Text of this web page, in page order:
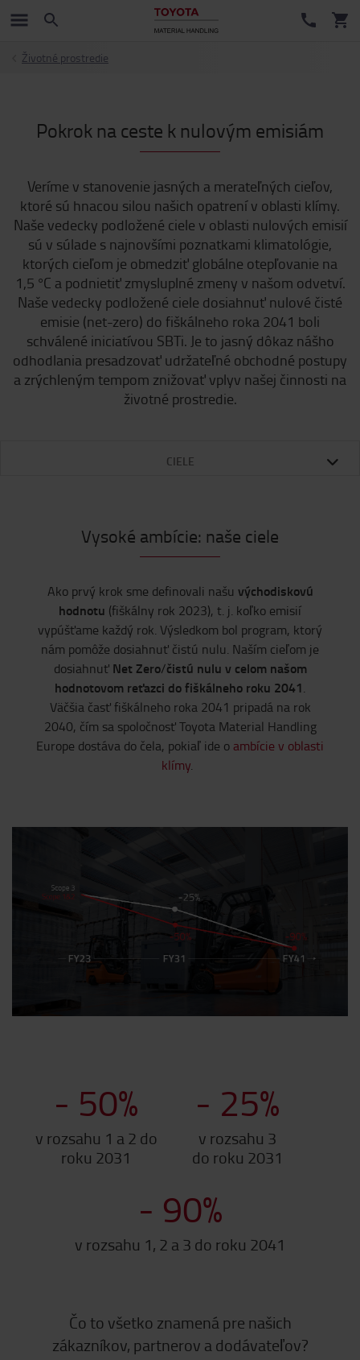
Životné prostredie
Pokrok na ceste k nulovým emisiám
Veríme v stanovenie jasných a merateľných cieľov,
ktoré sú hnacou silou našich opatrení v oblasti klímy.
Naše vedecky podložené ciele v oblasti nulových emisií
sú v súlade s najnovšími poznatkami klimatológie,
ktorých cieľom je obmedziť globálne otepľovanie na
1,5 °C a podnietiť zmysluplné zmeny v našom odvetví.
Naše vedecky podložené ciele dosiahnuť nulové čisté
emisie (net-zero) do fiškálneho roka 2041 boli
schválené iniciatívou SBTi. Je to jasný dôkaz nášho
odhodlania presadzovať udržateľné obchodné postupy
a zrýchleným tempom znižovať vplyv našej činnosti na
životné prostredie.
CIELE
Vysoké ambície: naše ciele
Ako prvý krok sme definovali našu východiskovú
hodnotu (fiškálny rok 2023), t. j. koľko emisií
vypúšťame každý rok. Výsledkom bol program, ktorý
nám pomôže dosiahnuť čistú nulu. Naším cieľom je
dosiahnuť Net Zero/čistú nulu v celom našom
hodnotovom reťazci do fiškálneho roku 2041.
Väčšia časť fiškálneho roka 2041 pripadá na rok
2040, čím sa spoločnosť Toyota Material Handling
Europe dostáva do čela, pokiaľ ide o ambície v oblasti
klímy.
- 50%
v rozsahu 1 a 2 do
roku 2031
- 25%
v rozsahu 3
do roku 2031
- 90%
v rozsahu 1, 2 a 3 do roku 2041
Čo to všetko znamená pre našich
zákazníkov, partnerov a dodávateľov?